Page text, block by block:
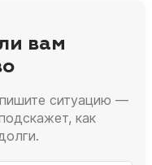
вам
ситуацию —
как